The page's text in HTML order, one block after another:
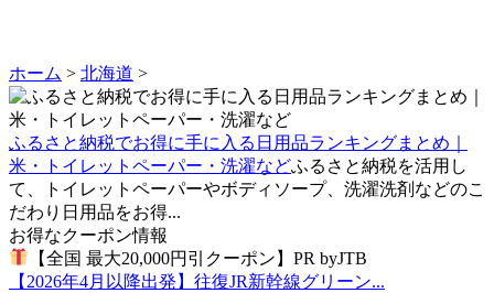
ホーム > 北海道 >
ふるさと納税でお得に手に入る日用品ランキングまとめ｜
米・トイレットペーパー・洗濯などふるさと納税を活用し
て、トイレットペーパーやボディソープ、洗濯洗剤などのこ
だわり日用品をお得...
お得なクーポン情報
【全国 最大20,000円引クーポン】PR byJTB
【2026年4月以降出発】往復JR新幹線グリーン...